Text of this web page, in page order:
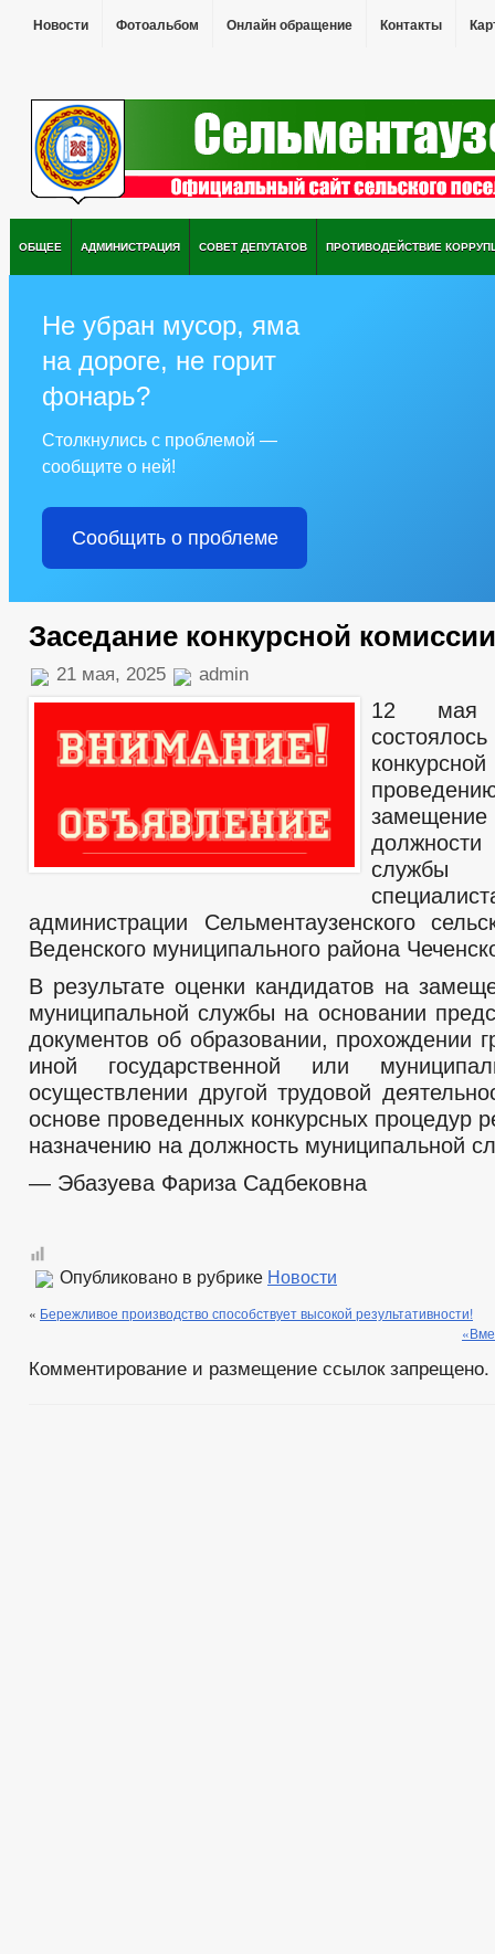
Новости Фотоальбом Онлайн обращение Контакты
ОБЩЕЕ АДМИНИСТРАЦИЯ СОВЕТ ДЕПУТАТОВ ПРОТИВОДЕЙСТВИЕ
Не убран мусор, яма
на дороге, не горит
фонарь?
Столкнулись с проблемой —
сообщите о ней!
Сообщить о проблеме
Заседание конкурсной комиссии
21 мая, 2025 admin
12 мая
должности
администрации Сельментаузенского
Веденского муниципального района
В результате оценки кандидатов на
муниципальной службы на основании
документов об образовании, прохождении
иной государственной или
осуществлении другой трудовой
основе проведенных конкурсных процедур
назначению на должность муниципальной
— Эбазуева Фариза Садбековна
Опубликовано в рубрике Новости
« Бережливое производство способствует высокой результативности!
Комментирование и размещение ссылок запрещено.